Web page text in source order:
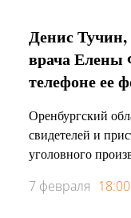
Денис
врача Елены
телефоне ее
Оренбургский
свидетелей и
уголовного
7 февраля 18:00